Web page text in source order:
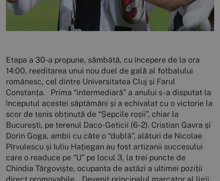
Etapa a 30-a propune, sâmbătă, cu începere de la ora
14:00, reeditarea unui nou duel de gală al fotbalului
românesc, cel dintre Universitatea Cluj și Farul
Constanța. Prima “intermediară” a anului s-a disputat la
începutul acestei săptămâni și a echivalat cu o victorie la
scor de tenis obținută de “Șepcile roșii”, chiar la
București, pe terenul Daco-Geticii (6-2). Cristian Gavra și
Dorin Goga, ambii cu câte o “dublă”, alături de Nicolae
Pîrvulescu și Iuliu Hațiegan au fost artizanii succesului
care o readuce pe “U” pe locul 3, la trei puncte de
Chindia Târgoviște, ocupanta de astăzi a ultimei poziții